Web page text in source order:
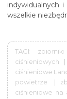
indywidualnych
wszelkie
TAGI:
ciśnieniowych
ciśnieniowe
powietrze |
ciśnieniowe na